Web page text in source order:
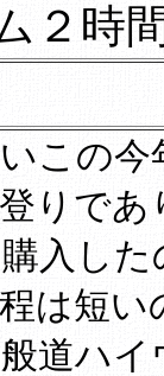
２時
この
りで
入し
は短
道ハイ